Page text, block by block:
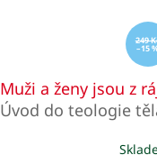
249
–15
Muži a ženy jsou z
Úvod do teologie